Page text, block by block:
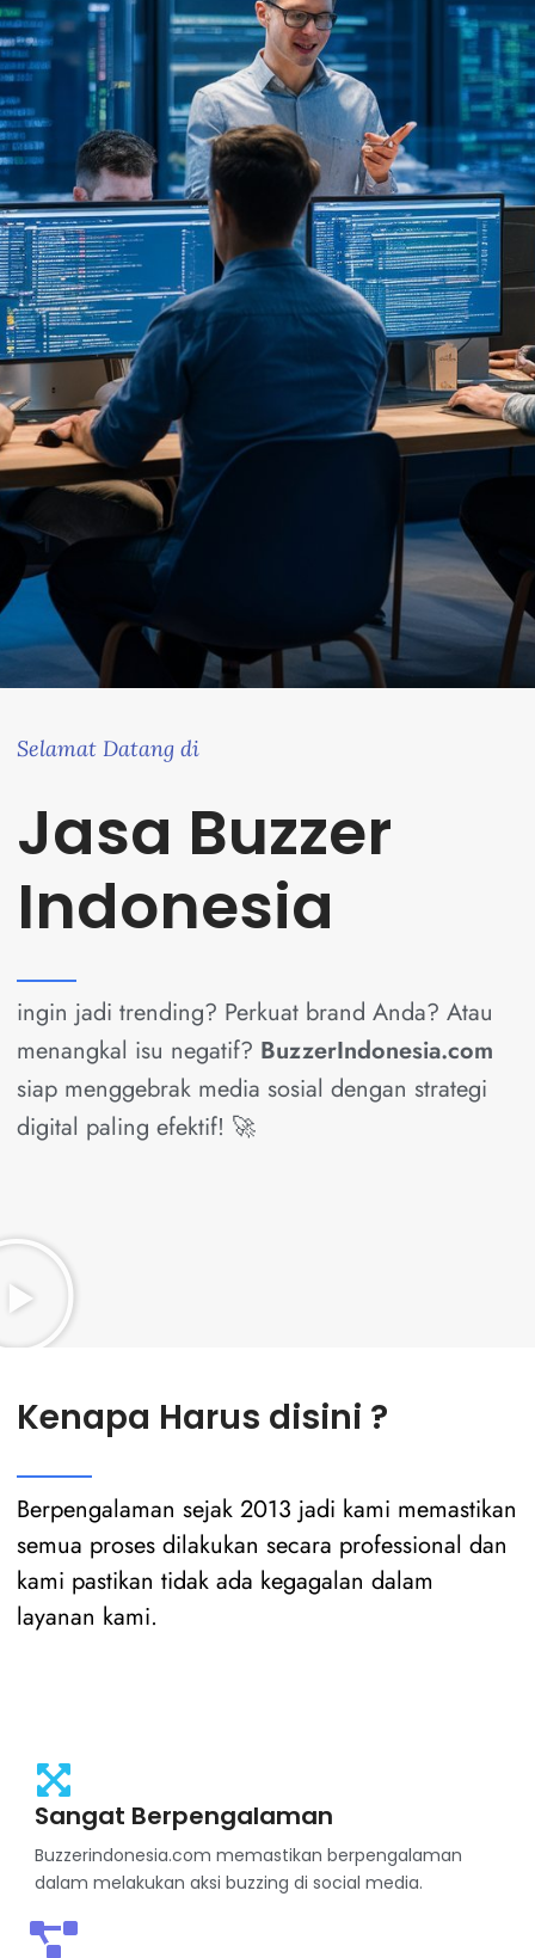
Selamat Datang di
Jasa Buzzer
Indonesia
ingin jadi trending? Perkuat brand Anda? Atau
menangkal isu negatif? BuzzerIndonesia.com
siap menggebrak media sosial dengan strategi
digital paling efektif! 🚀
Kenapa Harus disini ?
Berpengalaman sejak 2013 jadi kami memastikan
semua proses dilakukan secara professional dan
kami pastikan tidak ada kegagalan dalam
layanan kami.
Sangat Berpengalaman
Buzzerindonesia.com memastikan berpengalaman
dalam melakukan aksi buzzing di social media.